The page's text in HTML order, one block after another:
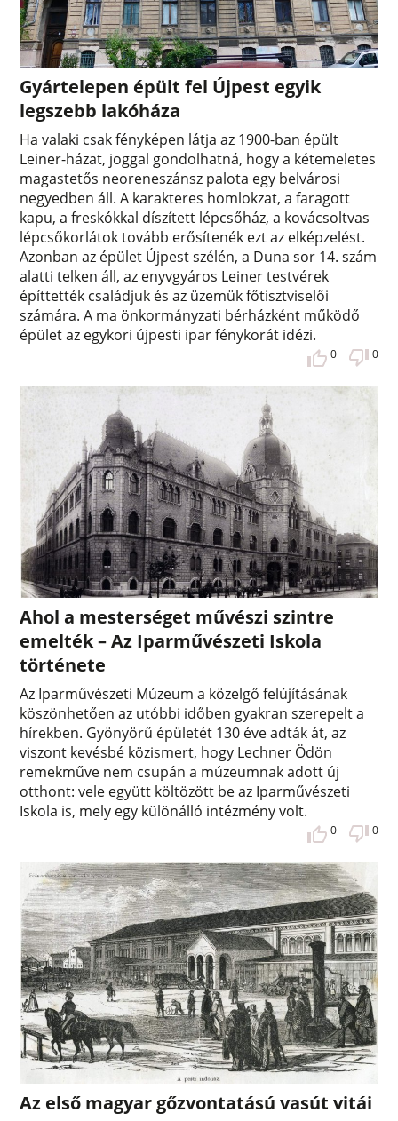
Gyártelepen épült fel Újpest egyik
legszebb lakóháza
Ha valaki csak fényképen látja az 1900-ban épült
Leiner-házat, joggal gondolhatná, hogy a kétemeletes
magastetős neoreneszánsz palota egy belvárosi
negyedben áll. A karakteres homlokzat, a faragott
kapu, a freskókkal díszített lépcsőház, a kovácsoltvas
lépcsőkorlátok tovább erősítenék ezt az elképzelést.
Azonban az épület Újpest szélén, a Duna sor 14. szám
alatti telken áll, az enyvgyáros Leiner testvérek
építtették családjuk és az üzemük főtisztviselői
számára. A ma önkormányzati bérházként működő
épület az egykori újpesti ipar fénykorát idézi.
0 0
Ahol a mesterséget művészi szintre
emelték – Az Iparművészeti Iskola
története
Az Iparművészeti Múzeum a közelgő felújításának
köszönhetően az utóbbi időben gyakran szerepelt a
hírekben. Gyönyörű épületét 130 éve adták át, az
viszont kevésbé közismert, hogy Lechner Ödön
remekműve nem csupán a múzeumnak adott új
otthont: vele együtt költözött be az Iparművészeti
Iskola is, mely egy különálló intézmény volt.
0 0
Az első magyar gőzvontatású vasút vitái